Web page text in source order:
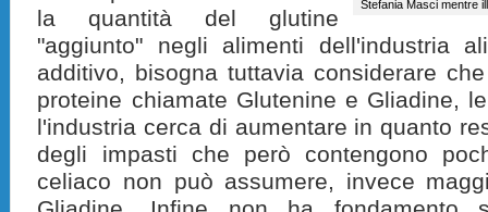
Stefania Masci mentre
la quantità del glutine
"aggiunto" negli alimenti dell'industria
additivo, bisogna tuttavia considerare
proteine chiamate Glutenine e Gliadine,
l'industria cerca di aumentare in quanto
degli impasti che però contengono
celiaco non può assumere, invece